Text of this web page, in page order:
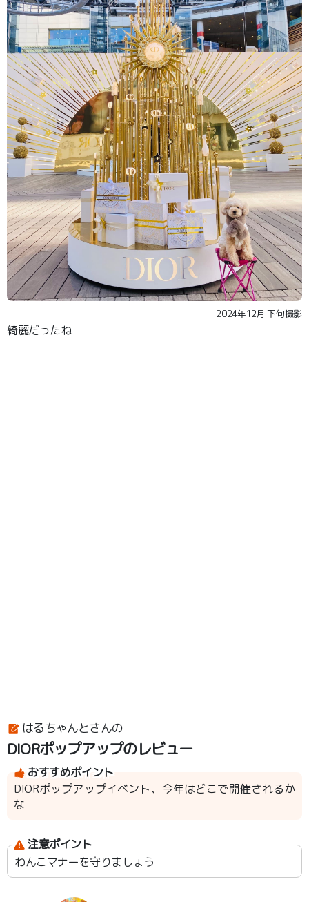
2024年12月 下旬撮影
綺麗だったね
はるちゃんとさんの
DIORポップアップのレビュー
おすすめポイント
DIORポップアップイベント、今年はどこで開催されるか
な
注意ポイント
わんこマナーを守りましょう